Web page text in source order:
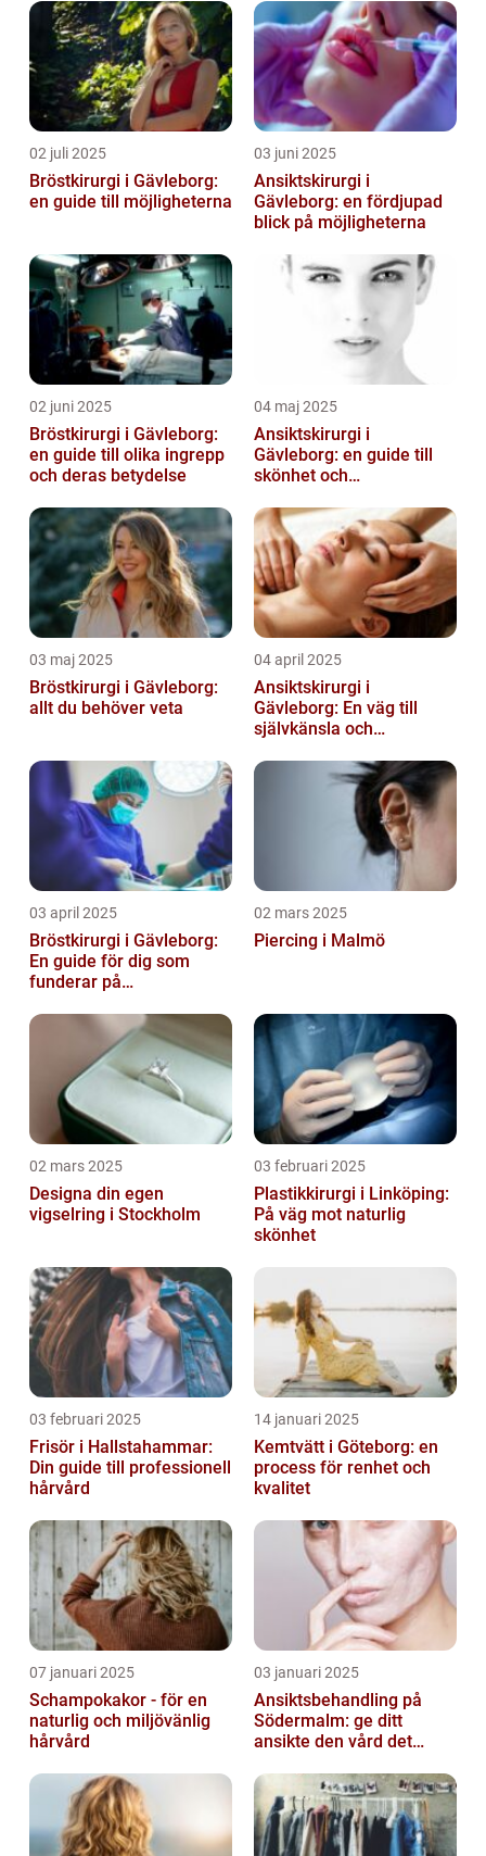
02 juli 2025
Bröstkirurgi i Gävleborg:
en guide till möjligheterna
03 juni 2025
Ansiktskirurgi i
Gävleborg: en fördjupad
blick på möjligheterna
02 juni 2025
Bröstkirurgi i Gävleborg:
en guide till olika ingrepp
och deras betydelse
04 maj 2025
Ansiktskirurgi i
Gävleborg: en guide till
skönhet och
03 maj 2025
Bröstkirurgi i Gävleborg:
allt du behöver veta
04 april 2025
Ansiktskirurgi i
Gävleborg: En väg till
självkänsla och
03 april 2025
Bröstkirurgi i Gävleborg:
En guide för dig som
funderar på
02 mars 2025
Piercing i Malmö
02 mars 2025
Designa din egen
vigselring i Stockholm
03 februari 2025
Plastikkirurgi i Linköping:
På väg mot naturlig
skönhet
03 februari 2025
Frisör i Hallstahammar:
Din guide till professionell
hårvård
14 januari 2025
Kemtvätt i Göteborg: en
process för renhet och
kvalitet
07 januari 2025
Schampokakor - för en
naturlig och miljövänlig
hårvård
03 januari 2025
Ansiktsbehandling på
Södermalm: ge ditt
ansikte den vård det